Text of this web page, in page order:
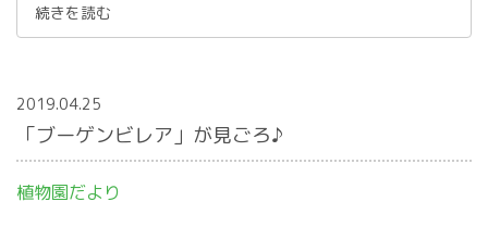
続きを読む
2019.04.25
「ブーゲンビレア」が見ごろ♪
植物園だより